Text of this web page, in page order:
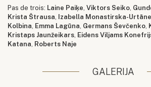
Pas de trois: Laine Paiķe Viktors Seiko
Krista Štrausa Izabella Monastirska-Urtāne
Kolbina Emma Lagūna Germans Ševčenko
Kristaps Jaunžeikars Eidens Viljams
Katana Roberts Naje
GALERIJA